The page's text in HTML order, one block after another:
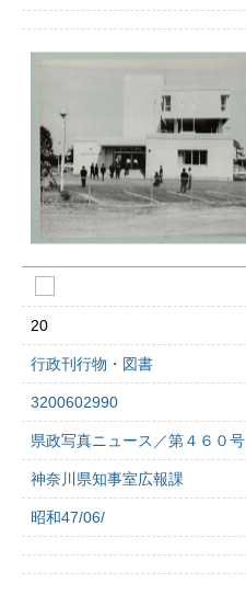
20
行政刊行物・図書
3200602990
県政写真ニュース／第４６０号
神奈川県知事室広報課
昭和47/06/